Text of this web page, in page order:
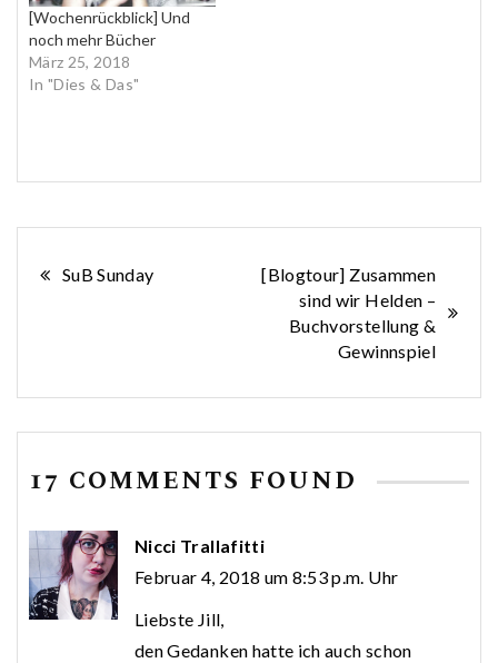
[Wochenrückblick] Und
noch mehr Bücher
März 25, 2018
In "Dies & Das"
Beitragsnavigation
SuB Sunday
[Blogtour] Zusammen
sind wir Helden –
Buchvorstellung &
Gewinnspiel
17 COMMENTS FOUND
Nicci Trallafitti
Februar 4, 2018 um 8:53 p.m. Uhr
Liebste Jill,
den Gedanken hatte ich auch schon